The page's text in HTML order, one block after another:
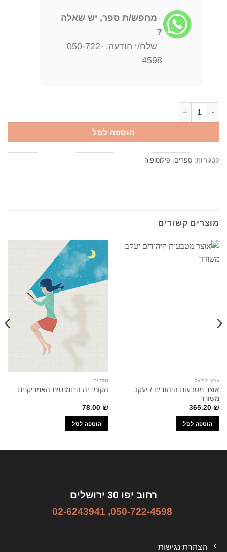
מחפש/ת ספר, יש שאלה
?
שלח/י הודעה: 050-722-
4598
הוספה לסל
קטגוריות: ספרים, פילוסופיה
מוצרים קשורים
ארץ ישראל
אוצר מטבעות היהודים / יעקב
משורר
365.20 ₪
הוספה לסל
ספרים
הקומדיה הרומנטית האמריקנית
78.00 ₪
הוספה לסל
רחוב יפו 30 ירושלים
050-722-4598
,
02-6243941
הצהרת נגישות